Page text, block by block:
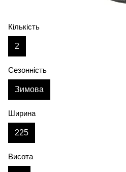
Кількість
2
Сезонність
Зимова
Ширина
225
Висота